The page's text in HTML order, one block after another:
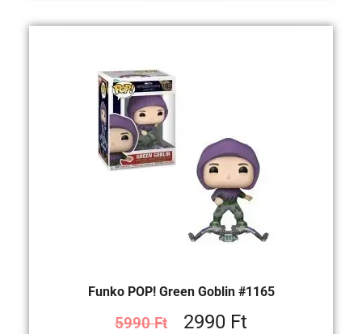
Funko POP! Green Goblin #1165
5990Ft 2990 Ft